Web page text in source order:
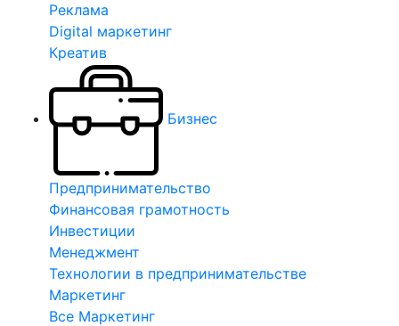
Реклама
Digital маркетинг
Креатив
Бизнес
Предпринимательство
Финансовая грамотность
Инвестиции
Менеджмент
Технологии в предпринимательстве
Маркетинг
Все Маркетинг